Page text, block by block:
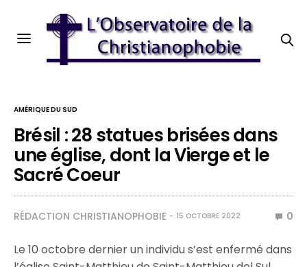
AMÉRIQUE DU SUD
Brésil : 28 statues brisées dans
une église, dont la Vierge et le
Sacré Coeur
RÉDACTION CHRISTIANOPHOBIE 15 OCTOBRE 2022 0
Le 10 octobre dernier un individu s’est enfermé dans